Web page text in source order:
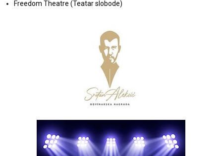
Freedom Theatre (Teatar slobode)